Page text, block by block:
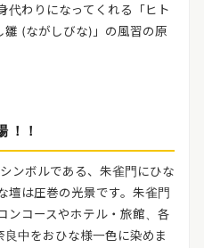
代わりになってくれる「ヒト
(ながしびな)」の風習の原
！！
ンボルである、朱雀門にひな
壇は圧巻の光景です。朱雀門
ンコースやホテル・旅館、各
良中をおひな様一色に染めま